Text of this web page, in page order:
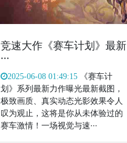
竞速大作《赛车计划》最新
···
2025-06-08 01:49:15《赛车计
划》系列最新力作曝光最新截图，
极致画质、真实动态光影效果令人
叹为观止，这将是你从未体验过的
赛车激情！一场视觉与速···